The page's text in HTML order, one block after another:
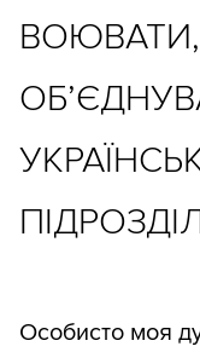
Особисто моя